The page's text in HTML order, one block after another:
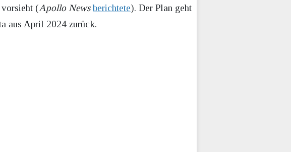
(Apollo News berichtete). Der Plan geht
aus April 2024 zurück.